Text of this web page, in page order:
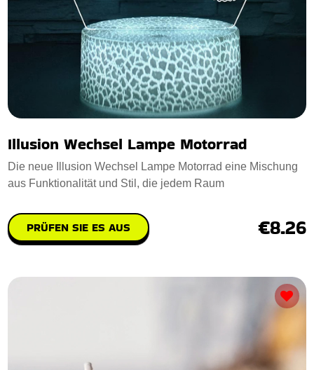
Illusion Wechsel Lampe Motorrad
Die neue Illusion Wechsel Lampe Motorrad eine Mischung
aus Funktionalität und Stil, die jedem Raum
PRÜFEN SIE ES AUS €8.26